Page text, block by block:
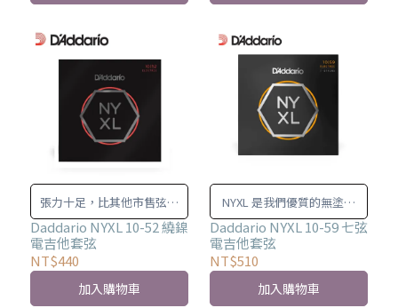
張力十足，比其他市售弦強
大 20% 至 40%！
Daddario NYXL 10-52 繞鎳
電吉他套弦
NT$440
加入購物車
NYXL 是我們優質的無塗層
電琴弦，具有無與倫比的強
度和調音穩定性，以及增強
的中音
Daddario NYXL 10-59 七弦
電吉他套弦
NT$510
加入購物車